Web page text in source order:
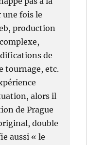
fois le
production
de
tournage, etc.
alors il
de Prague
double
aussi « le